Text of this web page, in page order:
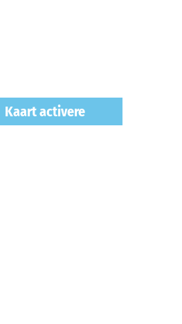
Kaart activere